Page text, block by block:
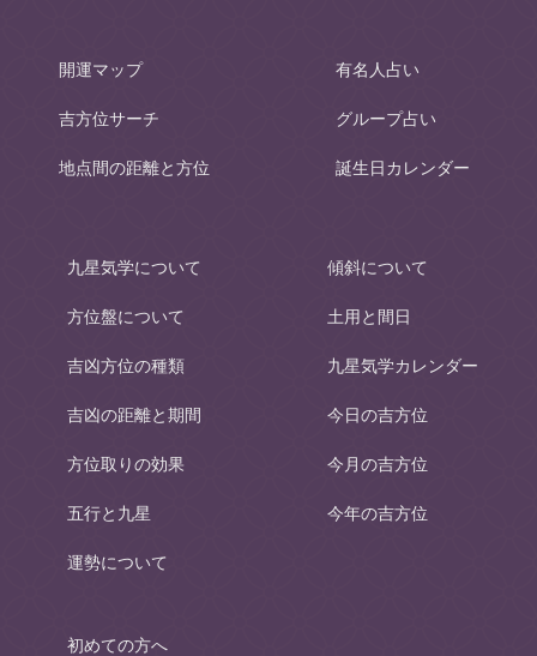
開運マップ
吉方位サーチ
地点間の距離と方位
有名人占い
グループ占い
誕生日カレンダー
九星気学について
方位盤について
吉凶方位の種類
吉凶の距離と期間
方位取りの効果
五行と九星
運勢について
傾斜について
土用と間日
九星気学カレンダー
今日の吉方位
今月の吉方位
今年の吉方位
初めての方へ